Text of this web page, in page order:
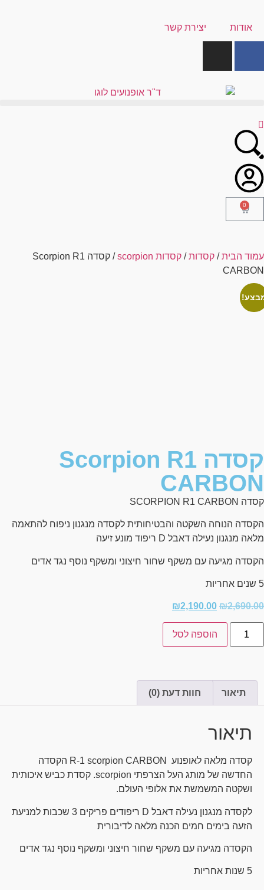
אודות יצירת קשר
0
עמוד הבית/ קסדות/ קסדות scorpion
/ קסדה Scorpion R1
CARBON
קסדה Scorpion R1
CARBON
קסדה SCORPION R1 CARBON
הקסדה הנוחה השקטה והבטיחותית לקסדה מנגנון ניפוח להתאמה
מלאה מנגנון נעילה דאבל D ריפוד מונע זיעה
הקסדה מגיעה עם משקף שחור חיצוני ומשקף נוסף נגד אדים
5 שנים אחריות
₪2,690.00
₪2,190.00
הוספה לסל
תיאור חוות דעת (0)
תיאור
קסדה מלאה לאופנוע R-1 scorpion CARBON הקסדה
החדשה של מותג העל הצרפתי scorpion. קסדת כביש איכותית
ושקטה המשמשת את אלופי העולם.
לקסדה מנגנון נעילה דאבל D ריפודים פריקים 3 שכבות למניעת
הזעה בימים חמים הכנה מלאה לדיבורית
הקסדה מגיעה עם משקף שחור חיצוני ומשקף נוסף נגד אדים
5 שנות אחריות